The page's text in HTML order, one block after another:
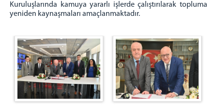
T-Tipi Kapalı Ceza İnfaz Kurumu
Arabuluculuk
Seçim Müdürlükleri
Adli Tıp Şube Müdürlüğü
Denetimli Serbestlik Müdürlüğü
İLETİŞİM
Kuruluşlarında kamuya yararlı işlerde çalıştırılarak topluma
yeniden kaynaşmaları amaçlanmaktadır.